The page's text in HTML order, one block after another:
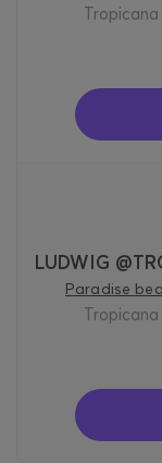
LUDWIG
Paradise